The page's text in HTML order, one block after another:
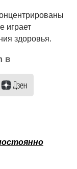
играет
здоровья.
в